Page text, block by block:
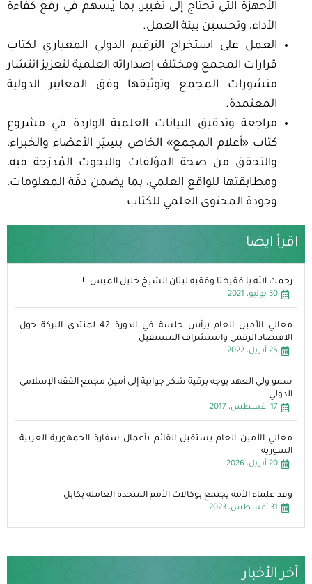
الأجهزة التي تحتاج إلى تغيير، بما يُسهم في رفع كفاءة
الأداء، وتحسين بيئة العمل.
العمل على استخراج الترقيم الدولي المعياري لكتاب
قرارات المجمع ومختلف إصداراته العلمية لتعزيز انتشار
منشورات المجمع وتوثيقها وفق المعايير الدولية
المعتمدة.
مراجعة وتدقيق البيانات العلمية الواردة في مشروع
كتاب «أعلام المجمع» الخاص بسِيَر الأعضاء والخبراء،
والتحقق من صحة المؤلفات والبحوث المُدرَجة فيه،
ومطابقتها للواقع العلمي، بما يضمن دقّة المعلومات،
وجودة المحتوى العلمي للكتاب.
اقرأ ايضا
رحمك الله يا فقيهنا وفقيه لبنان الشيخ خليل الميس..!!
30 يوليو، 2021
معالي الأمين العام يرأس جلسة في الدورة 42 لمنتدى البركة حول
الاقتصاد الرقمي واستشراف المستقبل
25 أبريل، 2022
سمو ولي العهد يوجه برقية شكر جوابية إلى أمين مجمع الفقه الإسلامي
الدولي
17 أغسطس، 2017
معالي الأمين العام يستقبل القائم بأعمال سفارة الجمهورية العربية
السورية
20 أبريل، 2026
وفد علماء الأمة يجتمع بوكالات الأمم المتحدة العاملة بكابل
31 أغسطس، 2023
آخر الأخبار